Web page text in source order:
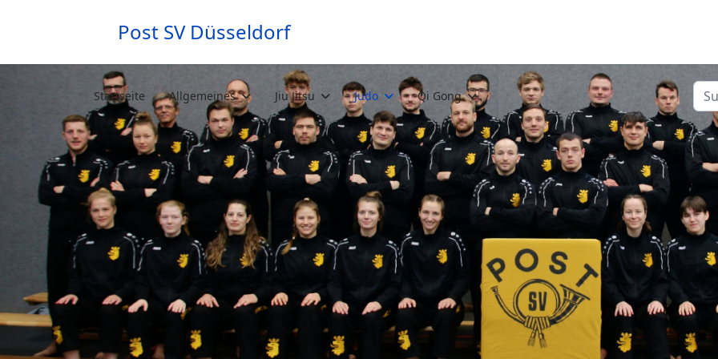
Post SV Düsseldorf
Startseite Allgemeines Jiu Jitsu Judo Qi Gong